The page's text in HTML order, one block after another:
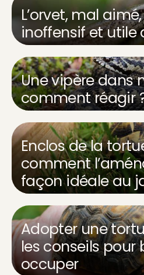
L’orvet, mal
inoffensif et utile
Une vipère dans
comment réagir
Enclos de la
comment
façon idéale au
Adopter une
les conseils pour
occuper